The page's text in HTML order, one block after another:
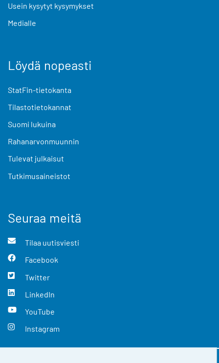
Usein kysytyt kysymykset
Medialle
Löydä nopeasti
StatFin-tietokanta
Tilastotietokannat
Suomi lukuina
Rahanarvonmuunnin
Tulevat julkaisut
Tutkimusaineistot
Seuraa meitä
Tilaa uutisviesti
Facebook
Twitter
LinkedIn
YouTube
Instagram